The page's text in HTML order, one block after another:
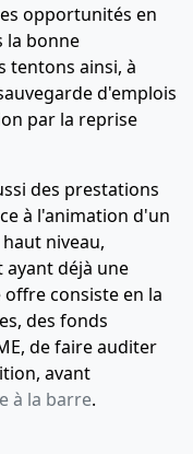
opportunités en
la bonne
tentons ainsi, à
d'emplois
par la reprise
des prestations
à l'animation d'un
niveau,
ayant déjà une
consiste en la
des fonds
de faire auditer
avant
à la barre.